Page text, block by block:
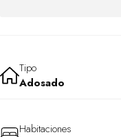
Tipo
Adosado
Habitaciones